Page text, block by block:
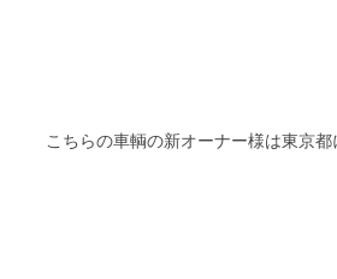
こちらの車輌の新オーナー様は東京